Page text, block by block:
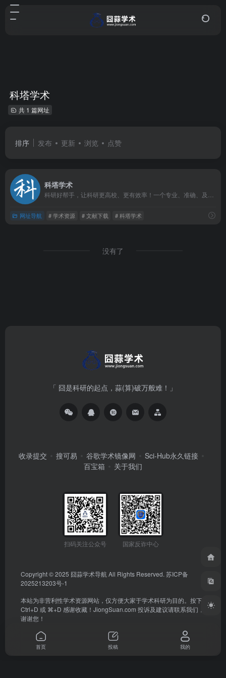
科塔学术
共 1 篇网址
排序 发布 更新 浏览 点赞
科塔学术
网址导航 # 学术资源 # 文献下载 # 科塔学术
没有了
「 囧是科研的起点，蒜(算)破万般难！」
收录提交 搜可易 谷歌学术镜像网
Sci-Hub永久链接
百宝箱
关于我们
扫码关注公众号 国家反诈中心
Copyright © 2025 囧蒜学术导航 All Rights Reserved. 苏ICP备
2025213203号-1
本站为非营利性学术资源网站，仅方便大家于学术科研为目的。按下
Ctrl+D 或 ⌘+D 感谢收藏！ JiongSuan.com 投诉及建议请联系我们，
谢谢您！
首页 投稿 我的